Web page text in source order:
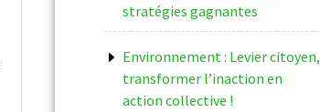
stratégies gagnantes
Environnement : Levier citoyen,
transformer l’inaction en
action collective !